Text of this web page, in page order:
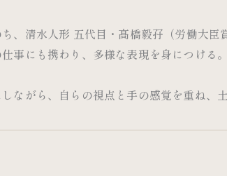
、清水人形 五代目・髙橋毅孖（労働大臣
事にも携わり、多様な表現を身につける。
ながら、自らの視点と手の感覚を重ね、